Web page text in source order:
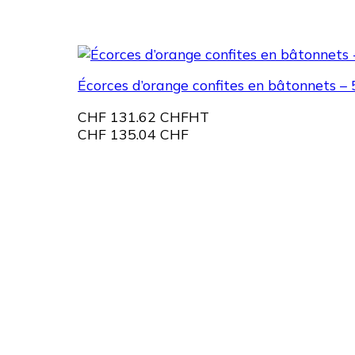
Écorces d’orange confites en bâtonnets –
CHF 131.62 CHFHT
CHF 135.04 CHF